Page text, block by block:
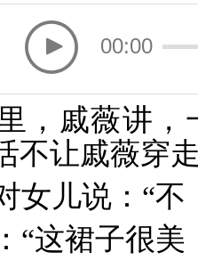
00:00
，戚薇讲
不让戚薇穿
女儿说：“不
“这裙子很美